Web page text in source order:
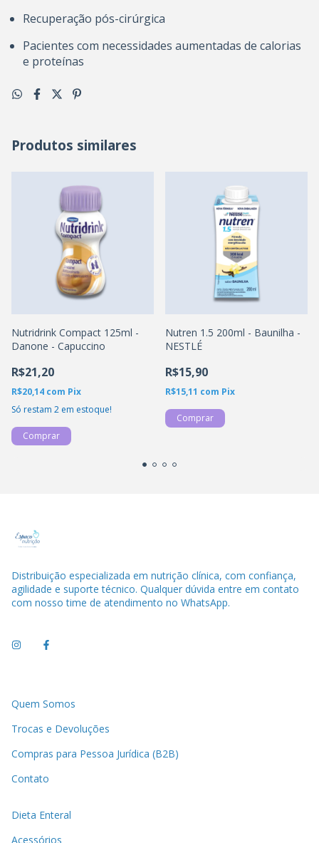
Recuperação pós-cirúrgica
Pacientes com necessidades aumentadas de calorias
e proteínas
Produtos similares
Nutridrink Compact 125ml -
Danone - Capuccino
R$21,20
R$20,14 com Pix
Só restam 2 em estoque!
Nutren 1.5 200ml - Baunilha -
NESTLÉ
R$15,90
R$15,11 com Pix
Distribuição especializada em nutrição clínica, com confiança,
agilidade e suporte técnico. Qualquer dúvida entre em contato
com nosso time de atendimento no WhatsApp.
Quem Somos
Trocas e Devoluções
Compras para Pessoa Jurídica (B2B)
Contato
Dieta Enteral
Acessórios